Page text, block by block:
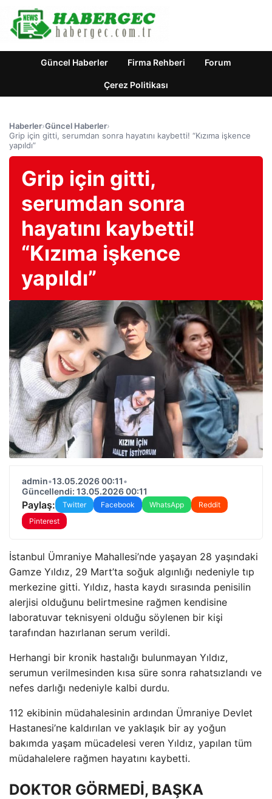
Güncel Haberler Firma Rehberi Forum
Çerez Politikası
Haberler›Güncel Haberler›
Grip için gitti, serumdan sonra hayatını kaybetti! “Kızıma işkence
yapıldı”
Grip için gitti,
serumdan sonra
hayatını kaybetti!
“Kızıma işkence
yapıldı”
admin•13.05.2026 00:11•
Güncellendi: 13.05.2026 00:11
Paylaş: Twitter Facebook WhatsApp
Reddit
Pinterest
İstanbul Ümraniye Mahallesi’nde yaşayan 28 yaşındaki
Gamze Yıldız, 29 Mart’ta soğuk algınlığı nedeniyle tıp
merkezine gitti. Yıldız, hasta kaydı sırasında penisilin
alerjisi olduğunu belirtmesine rağmen kendisine
laboratuvar teknisyeni olduğu söylenen bir kişi
tarafından hazırlanan serum verildi.
Herhangi bir kronik hastalığı bulunmayan Yıldız,
serumun verilmesinden kısa süre sonra rahatsızlandı ve
nefes darlığı nedeniyle kalbi durdu.
112 ekibinin müdahalesinin ardından Ümraniye Devlet
Hastanesi’ne kaldırılan ve yaklaşık bir ay yoğun
bakımda yaşam mücadelesi veren Yıldız, yapılan tüm
müdahalelere rağmen hayatını kaybetti.
DOKTOR GÖRMEDİ, BAŞKA